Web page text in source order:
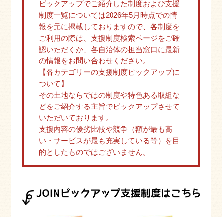
ピックアップでご紹介した制度および支援
制度一覧については2026年5月時点での情
報を元に掲載しておりますので、各制度を
ご利用の際は、支援制度検索ページをご確
認いただくか、各自治体の担当窓口に最新
の情報をお問い合わせください。
【各カテゴリーの支援制度ピックアップに
ついて】
その土地ならではの制度や特色ある取組な
どをご紹介する主旨でピックアップさせて
いただいております。
支援内容の優劣比較や競争（額が最も高
い・サービスが最も充実している等）を目
的としたものではございません。